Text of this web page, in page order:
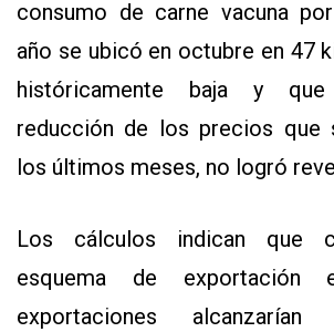
consumo de carne vacuna
año se ubicó en octubre en 47
históricamente baja y
reducción de los precios que
los últimos meses, no logró
Los cálculos indican que
esquema de exportación
exportaciones